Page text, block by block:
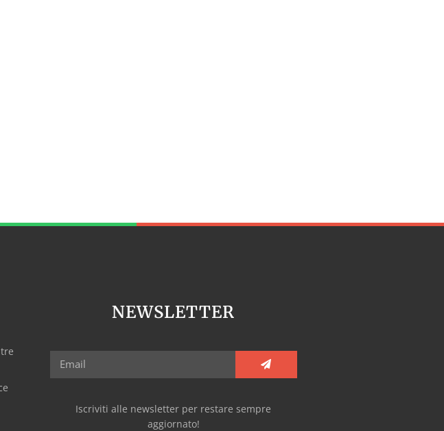
NEWSLETTER
Iscriviti alle newsletter per restare sempre
aggiornato!